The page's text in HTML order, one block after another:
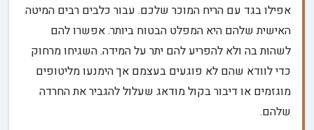
אפילו בגד עם הריח המוכר שלכם. עבור כלבים רבים המיטה
האישית שלהם היא המפלט הבטוח ביותר. אפשרו להם
לשהות בה ולא להפריע להם יתר על המידה. השגיחו מרחוק
כדי לוודא שהם לא פוגעים בעצמם אך הימנעו מליטופים
מוגזמים או דיבור בקול מודאג שעלול להגביר את החרדה
שלהם.